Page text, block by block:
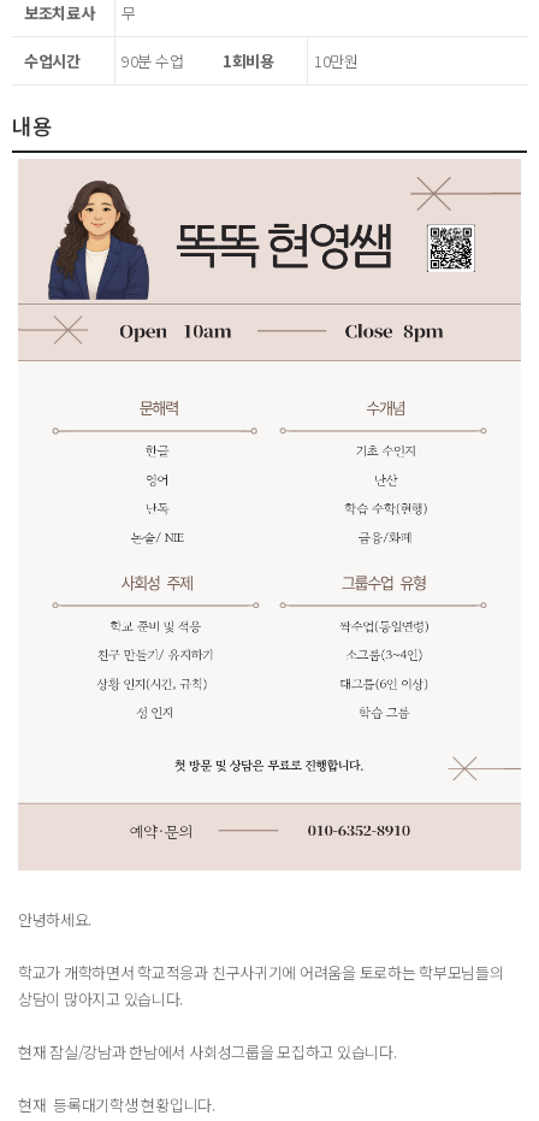
보조치료사 무
수업시간 90분 수업 1회비용 10만원
내용
안녕하세요.
학교가 개학하면서 학교적응과 친구사귀기에 어려움을 토로하는 학부모님들의
상담이 많아지고 있습니다.
현재 잠실/강남과 한남에서 사회성그룹을 모집하고 있습니다.
현재 등록대기학생 현황입니다.